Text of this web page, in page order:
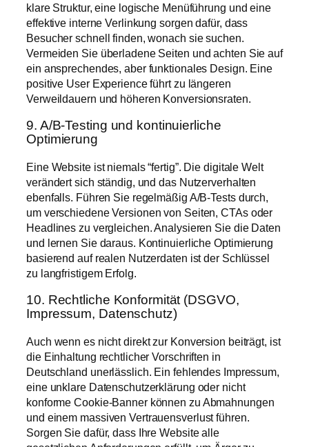
klare Struktur, eine logische Menüführung und eine
effektive interne Verlinkung sorgen dafür, dass
Besucher schnell finden, wonach sie suchen.
Vermeiden Sie überladene Seiten und achten Sie auf
ein ansprechendes, aber funktionales Design. Eine
positive User Experience führt zu längeren
Verweildauern und höheren Konversionsraten.
9. A/B-Testing und kontinuierliche
Optimierung
Eine Website ist niemals “fertig”. Die digitale Welt
verändert sich ständig, und das Nutzerverhalten
ebenfalls. Führen Sie regelmäßig A/B-Tests durch,
um verschiedene Versionen von Seiten, CTAs oder
Headlines zu vergleichen. Analysieren Sie die Daten
und lernen Sie daraus. Kontinuierliche Optimierung
basierend auf realen Nutzerdaten ist der Schlüssel
zu langfristigem Erfolg.
10. Rechtliche Konformität (DSGVO,
Impressum, Datenschutz)
Auch wenn es nicht direkt zur Konversion beiträgt, ist
die Einhaltung rechtlicher Vorschriften in
Deutschland unerlässlich. Ein fehlendes Impressum,
eine unklare Datenschutzerklärung oder nicht
konforme Cookie-Banner können zu Abmahnungen
und einem massiven Vertrauensverlust führen.
Sorgen Sie dafür, dass Ihre Website alle